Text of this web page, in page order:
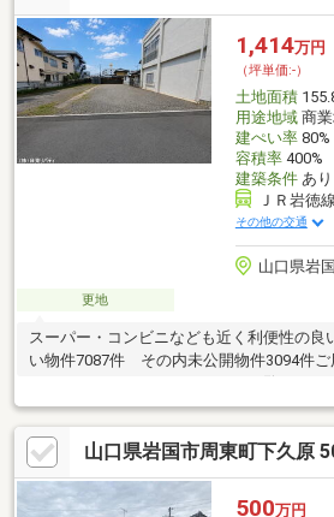
1,414万円
（坪単価:-）
土地面積
用途地域商業
建ぺい率80%
容積率400%
建築条件あり
ＪＲ岩徳
その他の交通
山口県岩
更地
スーパー・コンビニなども近く利便性の良
い物件7087件 その内未公開物件3094件ご
f.com/○岩国市立東小学校まで 徒歩7分○
で 徒歩7分○認定こども園岩国めぐみ幼
ンイレブン 岩国昭和町店まで 徒歩3分
山口県岩国市周東町下久原
500万円